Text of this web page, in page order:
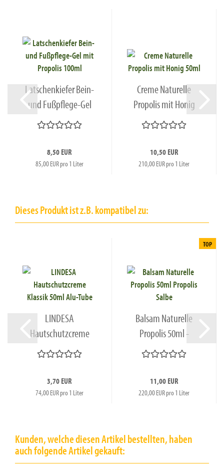
Latschenkiefer Bein-
und Fußpflege-Gel
mit...
8,50 EUR
85,00 EUR pro 1 Liter
Creme Naturelle
Propolis mit Honig
50ml
10,50 EUR
210,00 EUR pro 1 Liter
Dieses Produkt ist z.B. kompatibel zu:
LINDESA
Hautschutzcreme
Klassik 50ml Alu-
3,70 EUR
74,00 EUR pro 1 Liter
TOP
Balsam Naturelle
Propolis 50ml -
Propolissalbe...
11,00 EUR
220,00 EUR pro 1 Liter
Kunden, welche diesen Artikel bestellten, haben
auch folgende Artikel gekauft: